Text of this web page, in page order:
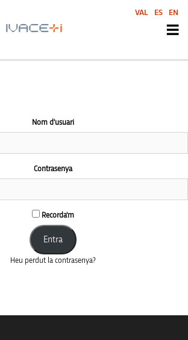
Nom d'usuari
Contrasenya
Recorda'm
Heu perdut la contrasenya?
VAL ES EN